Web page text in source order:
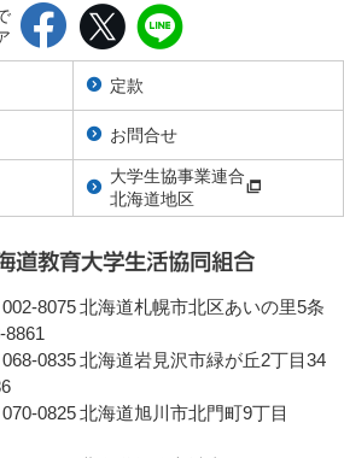
定款
お問合せ
大学生協事業連合
北海道地区
8075 北海道札幌市北区あいの里5条
8861
0835 北海道岩見沢市緑が丘2丁目34
0825 北海道旭川市北門町9丁目